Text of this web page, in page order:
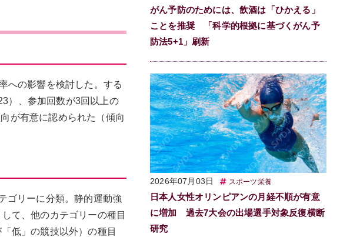
への影響を検討した。する
）、参加回数が3回以上の
が有意に認められた（傾向
ゴリーに分類。静的運動強
て、他のカテゴリーの種目
低」の競技以外）の種目
がん予防のためには、飲酒は「ひかえる」
ことを推奨 「科学的根拠に基づくがん予
防法5+1」刷新
2026年07月03日 スポーツ栄養
日本人女性オリンピアンの月経不順が有意
に増加 過去7大会の出場選手対象反復横断
研究